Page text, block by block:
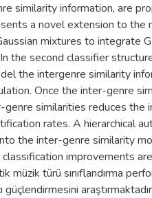
similarity information, are
a novel extension to the
mixtures to integrate
the second classifier
the intergenre similarity
Once the inter-genre
similarities reduces the
rates. A hierarchical
the inter-genre similarity
improvements
müzik türü sınıflandırma
güçlendirmesini